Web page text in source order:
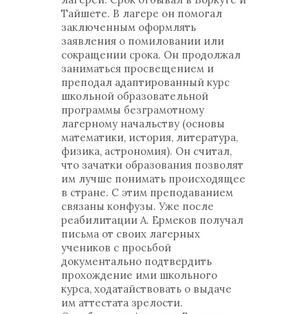
Тайшете. В лагере он помогал
заключенным оформлять
заявления о помиловании или
сокращении срока. Он продолжал
заниматься просвещением и
преподал адаптированный курс
школьной образовательной
программы безграмотному
лагерному начальству (основы
математики, история, литература,
физика, астрономия). Он считал,
что зачатки образования позволят
им лучше понимать происходящее
в стране. С этим преподаванием
связаны конфузы. Уже после
реабилитации А. Ермеков получал
письма от своих лагерных
учеников с просьбой
документально подтвердить
прохождение ими школьного
курса, ходатайствовать о выдаче
им аттестата зрелости.